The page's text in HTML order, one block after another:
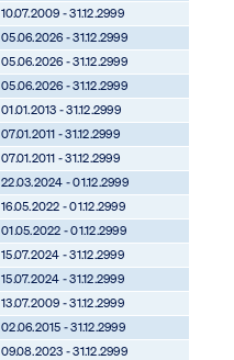
10.07.2009 - 31.12.2999
05.06.2026 - 31.12.2999
05.06.2026 - 31.12.2999
05.06.2026 - 31.12.2999
01.01.2013 - 31.12.2999
07.01.2011 - 31.12.2999
07.01.2011 - 31.12.2999
22.03.2024 - 01.12.2999
16.05.2022 - 01.12.2999
01.05.2022 - 01.12.2999
15.07.2024 - 31.12.2999
15.07.2024 - 31.12.2999
13.07.2009 - 31.12.2999
02.06.2015 - 31.12.2999
09.08.2023 - 31.12.2999